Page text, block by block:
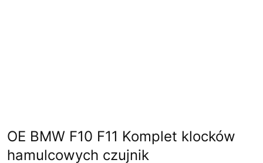
OE BMW F10 F11 Komplet klocków
hamulcowych czujnik